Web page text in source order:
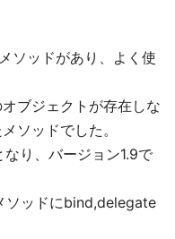
ソッドがあり、よく使
ブジェクトが存在しな
ソッドでした。
なり、バージョン1.9で
ソッドにbind,delegate